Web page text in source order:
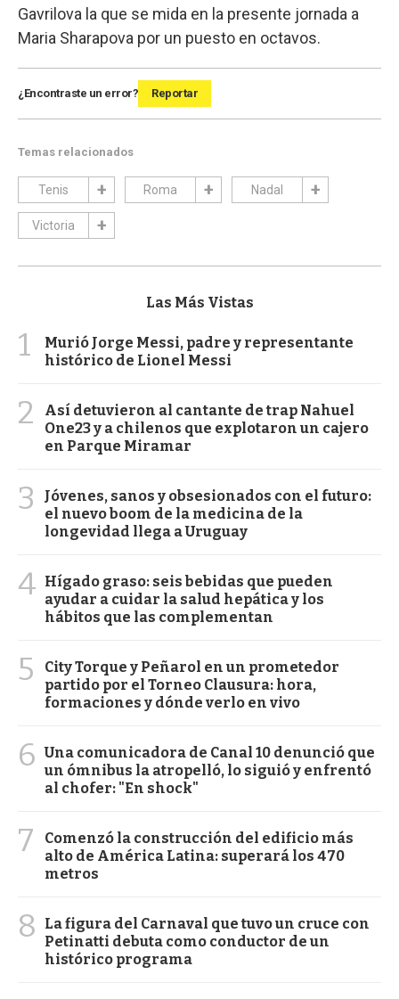
Gavrilova la que se mida en la presente jornada a
Maria Sharapova por un puesto en octavos.
¿Encontraste un error? Reportar
Temas relacionados
Tenis Roma Nadal
Victoria
Las Más Vistas
1
Murió Jorge Messi, padre y representante
histórico de Lionel Messi
2
Así detuvieron al cantante de trap Nahuel
One23 y a chilenos que explotaron un cajero
en Parque Miramar
3
Jóvenes, sanos y obsesionados con el futuro:
el nuevo boom de la medicina de la
longevidad llega a Uruguay
4 Hígado graso: seis bebidas que pueden
ayudar a cuidar la salud hepática y los
hábitos que las complementan
5
City Torque y Peñarol en un prometedor
partido por el Torneo Clausura: hora,
formaciones y dónde verlo en vivo
6 Una comunicadora de Canal 10 denunció que
un ómnibus la atropelló, lo siguió y enfrentó
al chofer: "En shock"
7
Comenzó la construcción del edificio más
alto de América Latina: superará los 470
metros
8
La figura del Carnaval que tuvo un cruce con
Petinatti debuta como conductor de un
histórico programa